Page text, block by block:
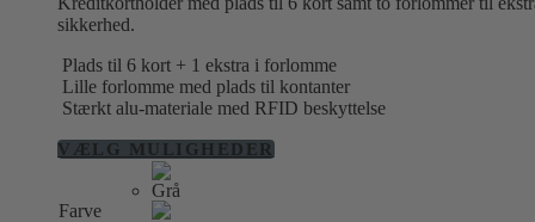
pris
159,00 kr..
pris
129,00 kr..
sikkerhed.
Plads til 6 kort + 1 ekstra i forlomme
Lille forlomme med plads til kontanter
Stærkt alu-materiale med RFID beskyttelse
VÆLG MULIGHEDERDette
Farve